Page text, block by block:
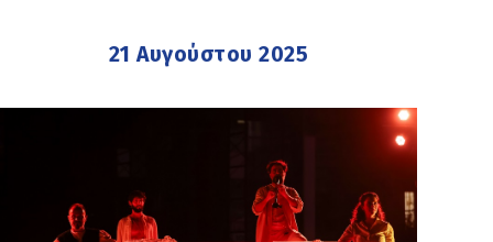
21 Αυγούστου 2025